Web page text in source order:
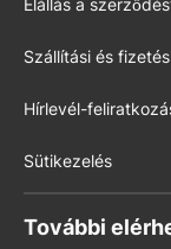
Szállítási és
Hírlevél-
Sütikezelés
További